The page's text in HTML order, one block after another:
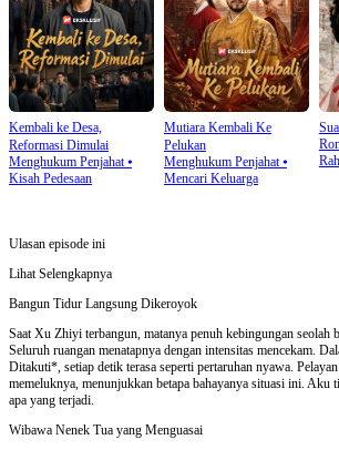
Kembali ke Desa,
Reformasi Dimulai
Menghukum Penjahat⦁
Kisah Pedesaan
Mutiara Kembali Ke
Pelukan
Menghukum Penjahat⦁
Mencari Keluarga
Ulasan episode ini
Lihat Selengkapnya
Bangun Tidur Langsung Dikeroyok
Saat Xu Zhiyi terbangun, matanya penuh kebingungan seolah
Seluruh ruangan menatapnya dengan intensitas mencekam.
Ditakuti*, setiap detik terasa seperti pertaruhan nyawa.
memeluknya, menunjukkan betapa bahayanya situasi ini. Aku
apa yang terjadi.
Wibawa Nenek Tua yang Menguasai